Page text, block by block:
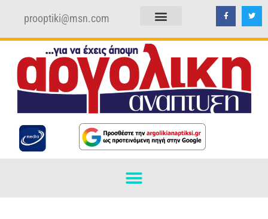
prooptiki@msn.com